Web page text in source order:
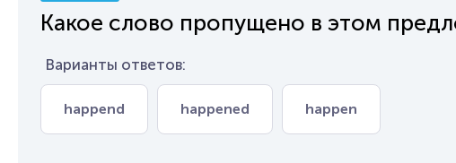
Какое слово пропущено в этом
Варианты ответов:
happend happened happen